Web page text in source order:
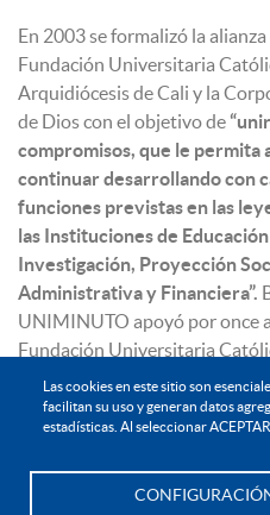
Las cookies en este sitio son
facilitan su uso y generan datos
estadísticas. Al seleccionar
En 2003 se formalizó la
Fundación Universitaria
Arquidiócesis de Cali y la
de Dios con el objetivo de
compromisos, que le permita
continuar desarrollando con
funciones previstas en las
las Instituciones de
Investigación, Proyección
Administrativa y Financiera”.
UNIMINUTO apoyó por once
Fundación Universitaria
fue muy interesante, lo que le
dificultades administrativas y